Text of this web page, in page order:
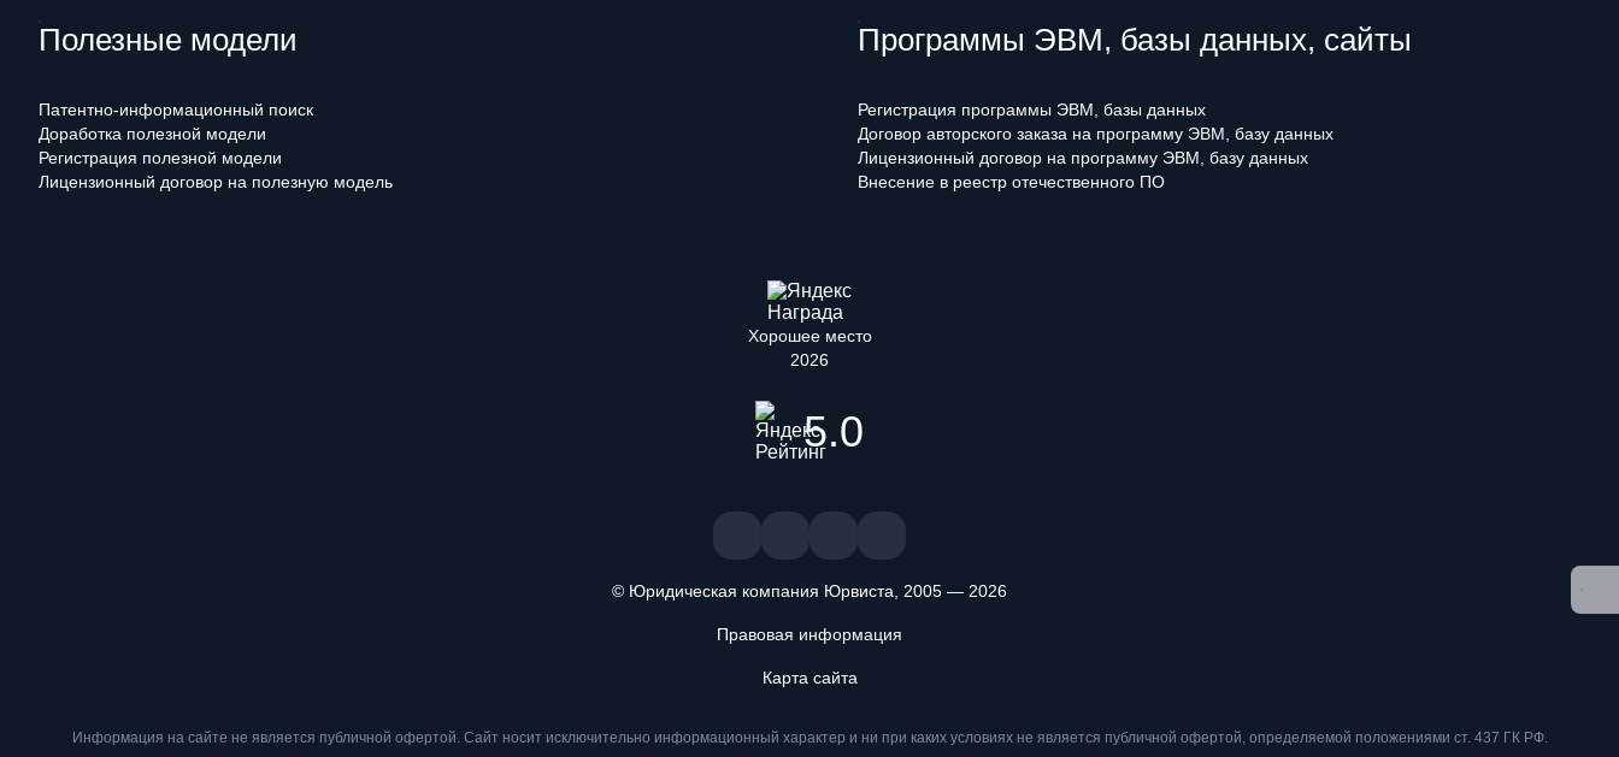
Полезные модели
Патентно-информационный поиск
Доработка полезной модели
Регистрация полезной модели
Лицензионный договор на полезную модель
Программы ЭВМ, базы данных, сайты
Регистрация программы ЭВМ, базы данных
Договор авторского заказа на программу ЭВМ, базу данных
Лицензионный договор на программу ЭВМ, базу данных
Внесение в реестр отечественного ПО
Хорошее место
2026
5.0
© Юридическая компания Юрвиста, 2005 — 2026
Правовая информация
Карта сайта
Информация на сайте не является публичной офертой. Cайт носит исключительно информационный характер и ни при каких условиях не является публичной офертой, определяемой положениями ст. 437 ГК РФ.
Мы используем файлы cookie. Оставаясь на сайте, вы подтверждаете, что ознакомлены и принимаете условия «